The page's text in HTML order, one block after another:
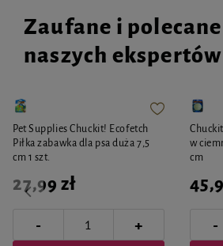
Zaufane i
naszych ekspertów
Pet Supplies Chuckit! Ecofetch
Piłka zabawka dla psa duża 7,5
cm 1 szt.
27,99 zł
- +
w
cm
-